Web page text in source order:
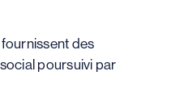
des
poursuivi par